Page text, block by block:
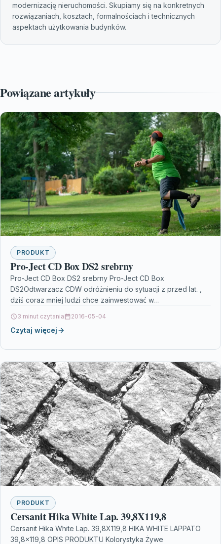
modernizację nieruchomości. Skupiamy się na konkretnych
rozwiązaniach, kosztach, formalnościach i technicznych
aspektach użytkowania budynków.
Powiązane artykuły
PRODUKT
Pro-Ject CD Box DS2 srebrny
Pro-Ject CD Box DS2 srebrny Pro-Ject CD Box
DS2Odtwarzacz CDW odróżnieniu do sytuacji z przed lat. ,
dziś coraz mniej ludzi chce zainwestować w…
3 minut czytania 2016-05-04
Czytaj więcej
PRODUKT
Cersanit Hika White Lap. 39,8X119,8
Cersanit Hika White Lap. 39,8X119,8 HIKA WHITE LAPPATO
39,8×119,8 OPIS PRODUKTU Kolorystyka Żywe